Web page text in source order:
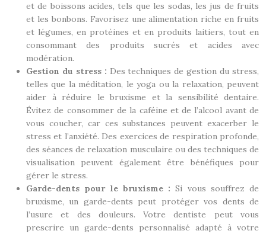
et de boissons acides, tels que les sodas, les jus de fruits
et les bonbons. Favorisez une alimentation riche en fruits
et légumes, en protéines et en produits laitiers, tout en
consommant des produits sucrés et acides avec
modération.
Gestion du stress : Des techniques de gestion du stress,
telles que la méditation, le yoga ou la relaxation, peuvent
aider à réduire le bruxisme et la sensibilité dentaire.
Évitez de consommer de la caféine et de l’alcool avant de
vous coucher, car ces substances peuvent exacerber le
stress et l’anxiété. Des exercices de respiration profonde,
des séances de relaxation musculaire ou des techniques de
visualisation peuvent également être bénéfiques pour
gérer le stress.
Garde-dents pour le bruxisme :Si vous souffrez de
bruxisme, un garde-dents peut protéger vos dents de
l’usure et des douleurs. Votre dentiste peut vous
prescrire un garde-dents personnalisé adapté à votre